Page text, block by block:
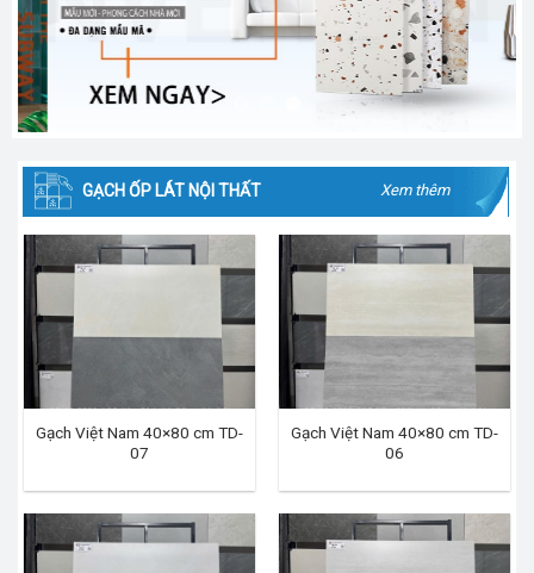
GẠCH ỐP LÁT NỘI THẤT Xem thêm
Gạch Việt Nam 40×80 cm TD-
07
Gạch Việt Nam 40×80 cm TD-
06